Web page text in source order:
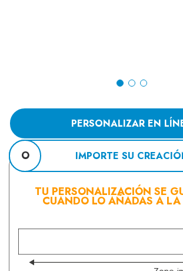
PERSONALIZAR EN
O IMPORTE SU
TU PERSONALIZACIÓN SE
CUANDO LO AÑADAS A LA